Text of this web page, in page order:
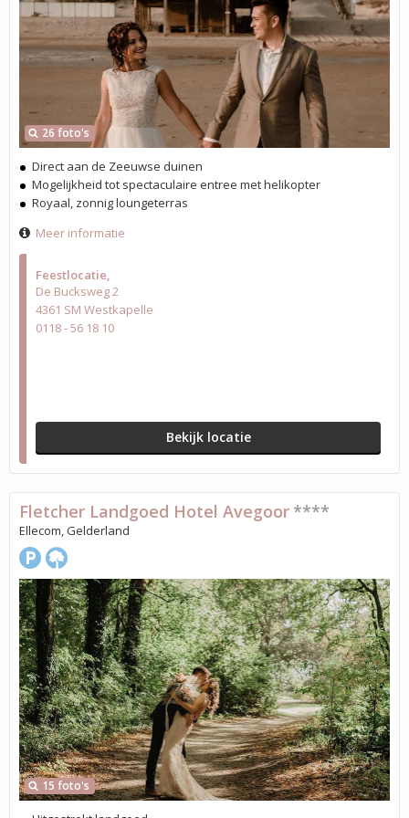
Feestlocatie
De Bucksweg 2
4361 SM Westkapelle
0118 - 56 18 10
Bekijk locatie
26 foto's
Direct aan de Zeeuwse duinen
Mogelijkheid tot spectaculaire entree met helikopter
Royaal, zonnig loungeterras
Meer informatie
15 foto's
Fletcher Landgoed Hotel Avegoor ****
Ellecom, Gelderland